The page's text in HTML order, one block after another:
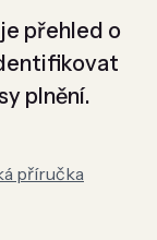
přehled o
plnění.
příručka